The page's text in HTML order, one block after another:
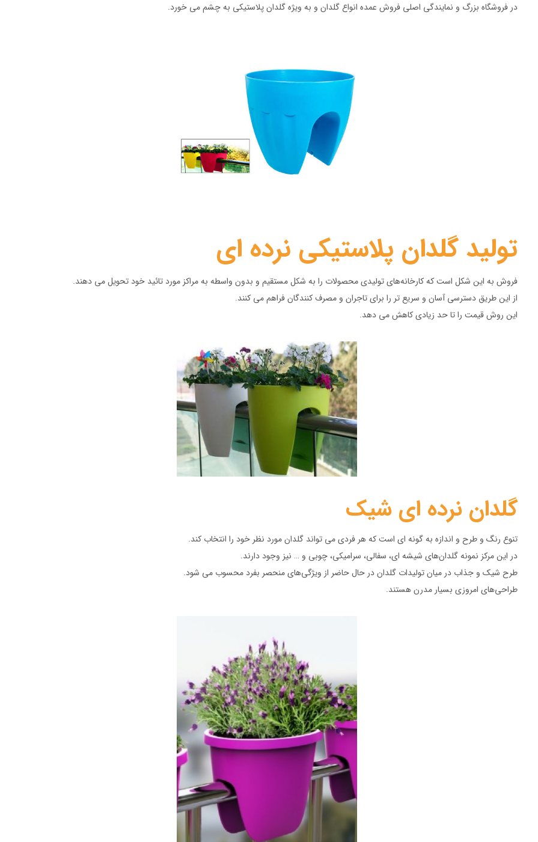
در فروشگاه بزرگ و نمایندگی اصلی فروش عمده انواع گلدان و به ویژه گلدان پلاستیکی به چشم می خورد.
تولید گلدان پلاستیکی نرده ای
فروش به این شکل است که کارخانه‌های تولیدی محصولات را به شکل مستقیم و بدون واسطه به مراکز مورد تائید خود تحویل می دهند.
از این طریق دسترسی آسان و سریع تر را برای تاجران و مصرف کنندگان فراهم می کنند.
این روش قیمت را تا حد زیادی کاهش می دهد.
گلدان نرده ای شیک
تنوع رنگ و طرح و اندازه به گونه ای است که هر فردی می تواند گلدان مورد نظر خود را انتخاب کند.
در این مرکز نمونه گلدان‌های شیشه ای، سفالی، سرامیکی، چوبی و … نیز وجود دارند.
طرح شیک و جذاب در میان تولیدات گلدان در حال حاضر از ویژگی‌های منحصر بفرد محسوب می شود.
طراحی‌های امروزی بسیار مدرن هستند.